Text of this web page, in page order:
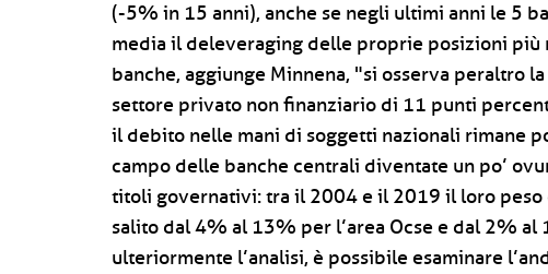
(-5% in 15 anni), anche se negli ultimi anni le 5
media il deleveraging delle proprie posizioni
banche, aggiunge Minnena, "si osserva peraltro
settore privato non finanziario di 11 punti
il debito nelle mani di soggetti nazionali rimane
campo delle banche centrali diventate un po’
titoli governativi: tra il 2004 e il 2019 il loro
salito dal 4% al 13% per l’area Ocse e dal 2% al
ulteriormente l’analisi, è possibile esaminare